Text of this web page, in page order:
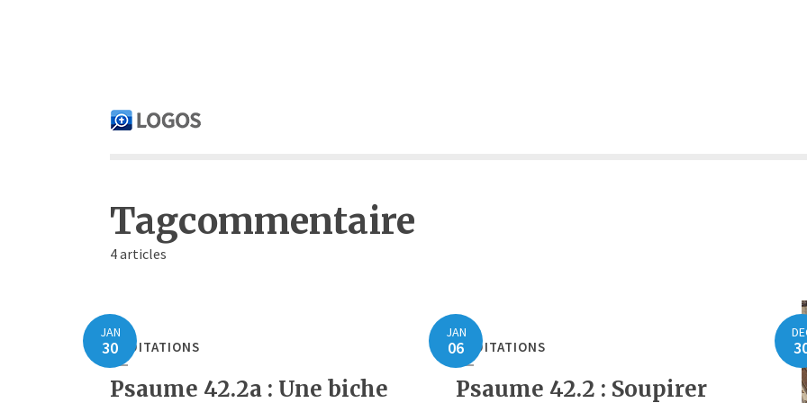
Tagcommentaire
4 articles
JAN
30MÉDITATIONS
Psaume 42.2a : Une biche
JAN
06MÉDITATIONS
Psaume 42.2 : Soupirer